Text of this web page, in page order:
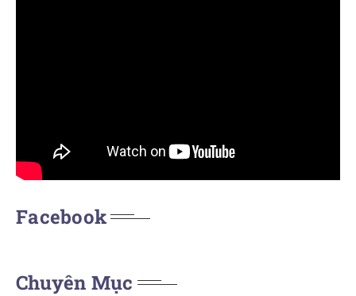
Facebook
Chuyên Mục